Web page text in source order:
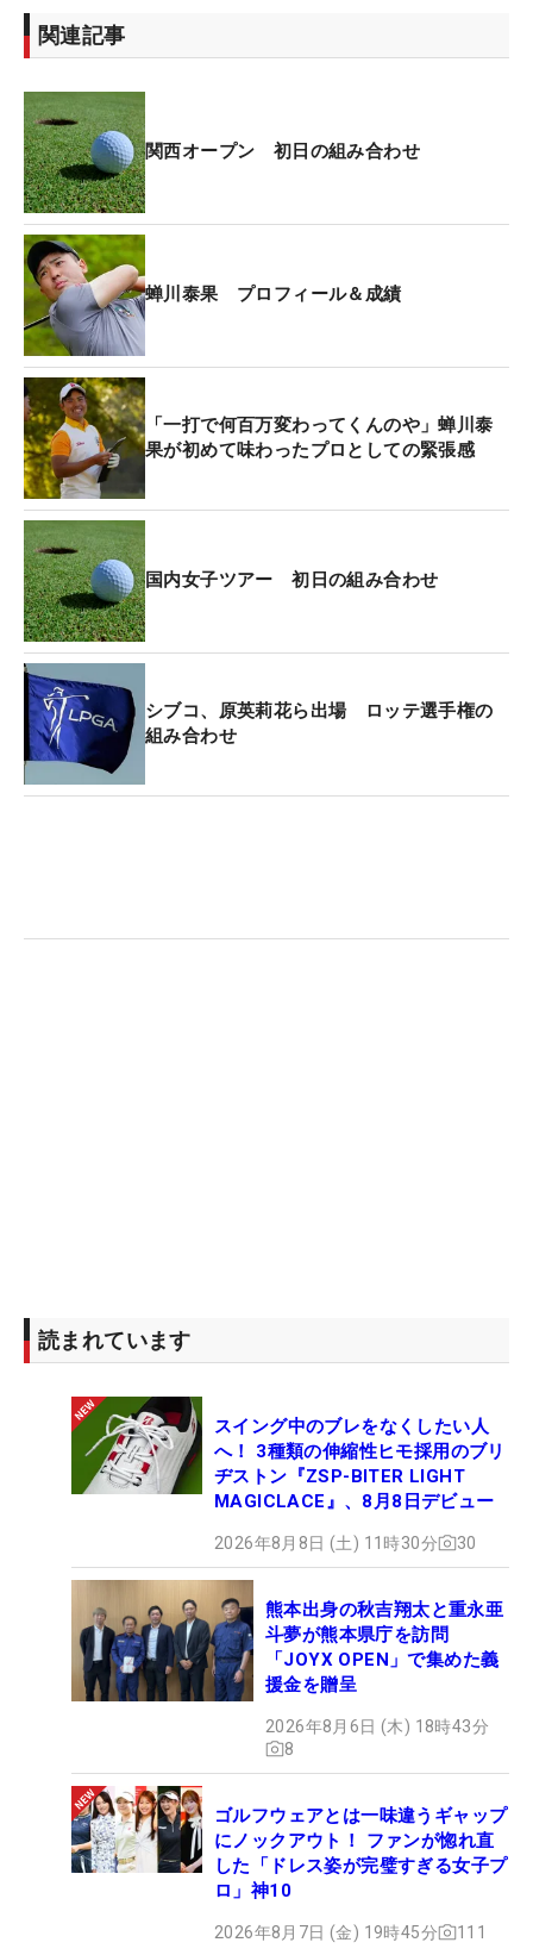
プロ転向してから、その（楽しむ）気持ちがなくな
っていましたね」
ツアーで結果を出してから、メディアや観衆などか
らも注目を浴びる存在となった。それだけに、出場
した大会で優勝することができないと『日本オープ
ン優勝はフロック（まぐれ）だったのか？」といっ
た声も聞くようになったという。
最初の頃は記事になることでうれしい感情が沸き上
がっていた。「こういうところまで自分は来たん
だ」と。ただ、ネットニュースなどの批判的なコメ
ントを見てしまうと、気になってしまう繊細な部分
も持ち合わせている。「やっぱり優勝した時は褒め
てもらえるので、ツアーは結果が大事な世界なんだ
と改めて思いました」。プロの厳しさを味わった。
「そういうプレッシャーの中でゴルフをするように
なってから、結果にこだわりすぎていました。で
も、開幕戦の東建ホームメイトカップあたりから、
ゴルフを楽しいなと思いながら、臨めているかなと
思います」。雑念にとらわれることなく、一打一打
プレーに集中できるようになったのだ。
そんな蝉川だが、今大会では“名参謀”と初タッグ。
関連記事
関西オープン 初日の組み合わせ
蝉川泰果 プロフィール＆成績
「一打で何百万変わってくんのや」蝉川泰
果が初めて味わったプロとしての緊張感
国内女子ツアー 初日の組み合わせ
シブコ、原英莉花ら出場 ロッテ選手権の
組み合わせ
読まれています
スイング中のブレをなくしたい人
へ！ 3種類の伸縮性ヒモ採用のブリ
ヂストン『ZSP-BITER LIGHT
MAGICLACE』、8月8日デビュー
2026年8月8日 (土) 11時30分 30
熊本出身の秋吉翔太と重永亜
斗夢が熊本県庁を訪問
「JOYX OPEN」で集めた義
援金を贈呈
2026年8月6日 (木) 18時43分
8
ゴルフウェアとは一味違うギャップ
にノックアウト！ ファンが惚れ直
した「ドレス姿が完璧すぎる女子プ
ロ」神10
2026年8月7日 (金) 19時45分 111